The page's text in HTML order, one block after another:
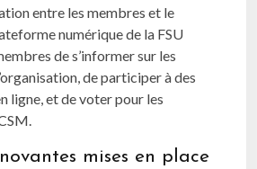
entre les membres et le
numérique de la FSU
de s’informer sur les
de participer à des
ligne, et de voter pour les
mises en place